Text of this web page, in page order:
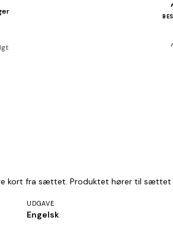
kort fra sættet. Produktet hører til sættet
UDGAVE
Engelsk